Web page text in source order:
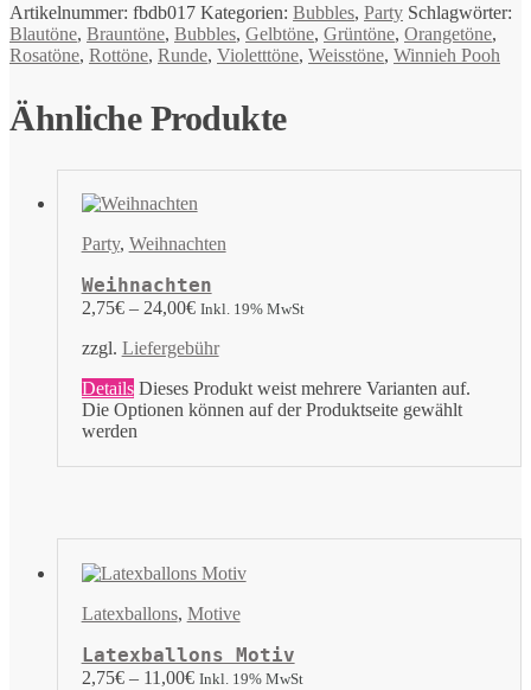
Artikelnummer: fbdb017 Kategorien: Bubbles, Party Schlagwörter:
Blautöne, Brauntöne, Bubbles, Gelbtöne, Grüntöne, Orangetöne,
Rosatöne, Rottöne, Runde, Violetttöne, Weisstöne, Winnieh Pooh
Ähnliche Produkte
Party, Weihnachten
Weihnachten
2,75€– 24,00€ Inkl. 19% MwSt
zzgl. Liefergebühr
Details Dieses Produkt weist mehrere Varianten auf.
Die Optionen können auf der Produktseite gewählt
werden
Latexballons, Motive
Latexballons Motiv
2,75€– 11,00€ Inkl. 19% MwSt